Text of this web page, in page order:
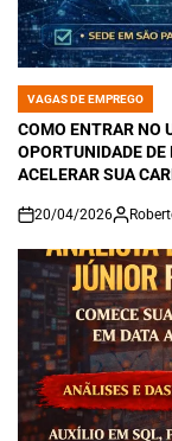
POSTED
IN
VAGAS DE EMPREGO
COMO ENTRAR NO
OPORTUNIDADE
ACELERAR SUA
on
20/04/2026